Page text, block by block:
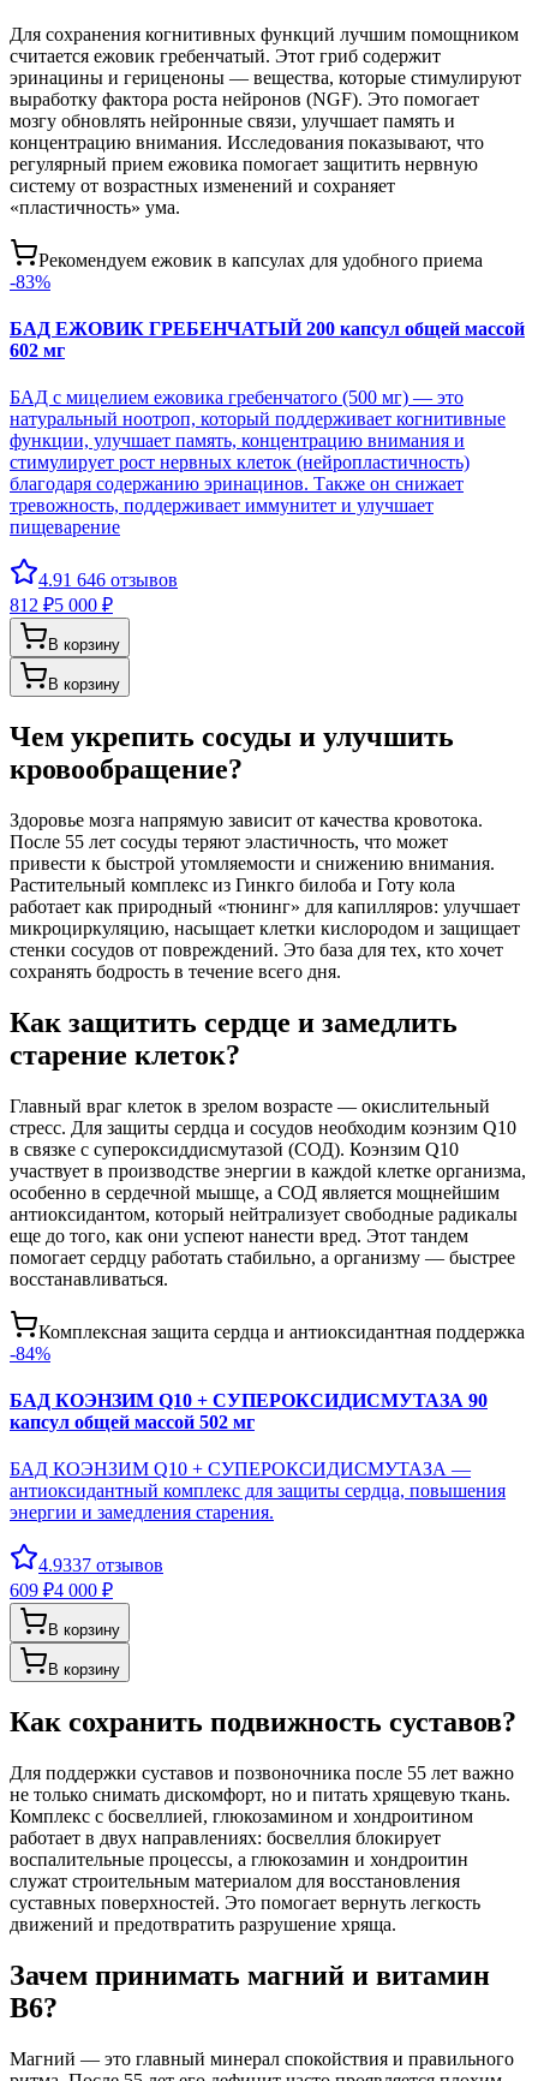
Для сохранения когнитивных функций лучшим помощником
считается ежовик гребенчатый. Этот гриб содержит
эринацины и гериценоны — вещества, которые стимулируют
выработку фактора роста нейронов (NGF). Это помогает
мозгу обновлять нейронные связи, улучшает память и
концентрацию внимания. Исследования показывают, что
регулярный прием ежовика помогает защитить нервную
систему от возрастных изменений и сохраняет
«пластичность» ума.
Рекомендуем ежовик в капсулах для удобного приема
-83%
БАД ЕЖОВИК ГРЕБЕНЧАТЫЙ 200 капсул общей массой
602 мг
БАД с мицелием ежовика гребенчатого (500 мг) — это
натуральный ноотроп, который поддерживает когнитивные
функции, улучшает память, концентрацию внимания и
стимулирует рост нервных клеток (нейропластичность)
благодаря содержанию эринацинов. Также он снижает
тревожность, поддерживает иммунитет и улучшает
пищеварение
4.91 646 отзывов
812 ₽5 000 ₽
В корзину
В корзину
Чем укрепить сосуды и улучшить
кровообращение?
Здоровье мозга напрямую зависит от качества кровотока.
После 55 лет сосуды теряют эластичность, что может
привести к быстрой утомляемости и снижению внимания.
Растительный комплекс из Гинкго билоба и Готу кола
работает как природный «тюнинг» для капилляров: улучшает
микроциркуляцию, насыщает клетки кислородом и защищает
стенки сосудов от повреждений. Это база для тех, кто хочет
сохранять бодрость в течение всего дня.
Как защитить сердце и замедлить
старение клеток?
Главный враг клеток в зрелом возрасте — окислительный
стресс. Для защиты сердца и сосудов необходим коэнзим Q10
в связке с супероксиддисмутазой (СОД). Коэнзим Q10
участвует в производстве энергии в каждой клетке организма,
особенно в сердечной мышце, а СОД является мощнейшим
антиоксидантом, который нейтрализует свободные радикалы
еще до того, как они успеют нанести вред. Этот тандем
помогает сердцу работать стабильно, а организму — быстрее
восстанавливаться.
Комплексная защита сердца и антиоксидантная поддержка
-84%
БАД КОЭНЗИМ Q10 + СУПЕРОКСИДИСМУТАЗА 90
капсул общей массой 502 мг
БАД КОЭНЗИМ Q10 + СУПЕРОКСИДИСМУТАЗА —
антиоксидантный комплекс для защиты сердца, повышения
энергии и замедления старения.
4.9337 отзывов
609 ₽4 000 ₽
В корзину
В корзину
Как сохранить подвижность суставов?
Для поддержки суставов и позвоночника после 55 лет важно
не только снимать дискомфорт, но и питать хрящевую ткань.
Комплекс с босвеллией, глюкозамином и хондроитином
работает в двух направлениях: босвеллия блокирует
воспалительные процессы, а глюкозамин и хондроитин
служат строительным материалом для восстановления
суставных поверхностей. Это помогает вернуть легкость
движений и предотвратить разрушение хряща.
Зачем принимать магний и витамин
В6?
Магний — это главный минерал спокойствия и правильного